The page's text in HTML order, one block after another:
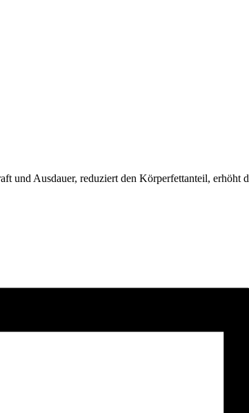
und Ausdauer, reduziert den Körperfettanteil,